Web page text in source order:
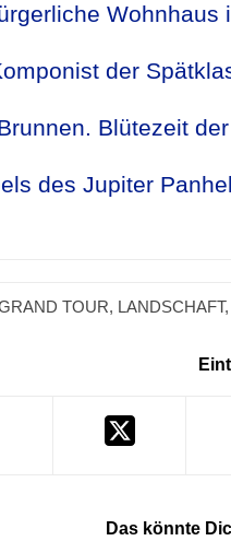
Wohnhaus
der
Blütezeit
des Jupiter
TOUR, LANDSCHAFT,
Das könnte